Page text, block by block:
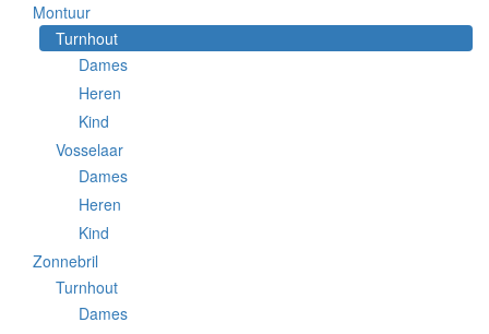
Montuur
Turnhout
Dames
Heren
Kind
Vosselaar
Dames
Heren
Kind
Zonnebril
Turnhout
Dames